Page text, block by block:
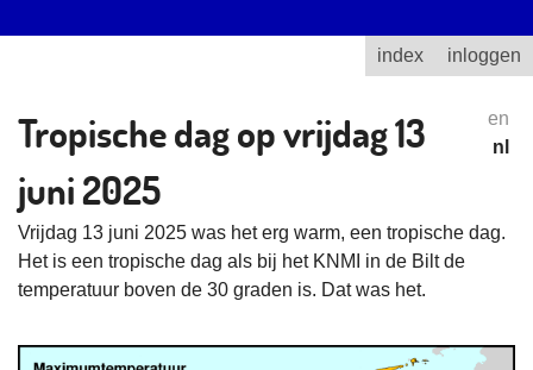
index inloggen
Tropische dag op vrijdag 13
juni 2025
en
nl
Vrijdag 13 juni 2025 was het erg warm, een tropische dag.
Het is een tropische dag als bij het KNMI in de Bilt de
temperatuur boven de 30 graden is. Dat was het.